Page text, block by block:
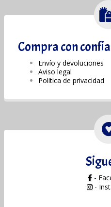
Compra con
Envío y devoluciones
Aviso legal
Política de privacidad
-
-